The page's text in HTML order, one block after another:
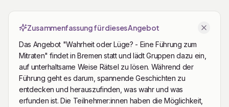
Zusammenfassung für dieses Angebot
Das Angebot "Wahrheit oder Lüge? - Eine Führung zum
Mitraten" findet in Bremen statt und lädt Gruppen dazu ein,
auf unterhaltsame Weise Rätsel zu lösen. Während der
Führung geht es darum, spannende Geschichten zu
entdecken und herauszufinden, was wahr und was
erfunden ist. Die Teilnehmer:innen haben die Möglichkeit,